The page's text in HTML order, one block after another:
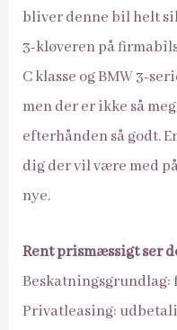
bliver denne bil helt
3-kløveren på
C klasse og BMW 3-
men der er ikke så
efterhånden så godt.
dig der vil være med
nye.
Rent prismæssigt ser
Beskatningsgrundlag:
Privatleasing: